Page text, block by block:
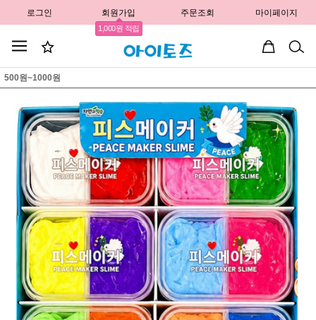
로그인 회원가입
1,000원 적립
주문조회 마이페이지
500원~1000원